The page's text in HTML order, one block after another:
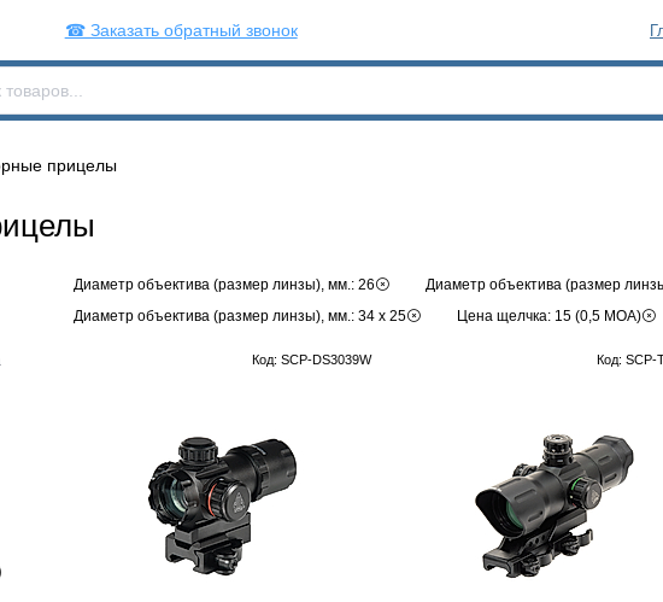
☎ Заказать обратный звонок
прицелы
Диаметр объектива (размер линзы), мм.: 26
Диаметр объектива (размер
Диаметр объектива (размер линзы), мм.: 34 x 25
Цена щелчка: 15 (0,5 МОА)
Код: SCP-DS3039W Код: SCP-